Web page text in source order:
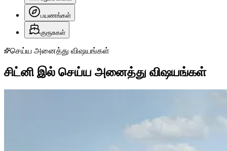
பயணங்கள்
குரூசுகள்
செய்ய அனைத்து விஷயங்கள்
சிட்னி இல் செய்ய அனைத்து விஷயங்கள்